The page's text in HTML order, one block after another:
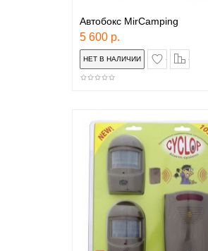
Автобокс MirCamping
5 600 р.
в закладки